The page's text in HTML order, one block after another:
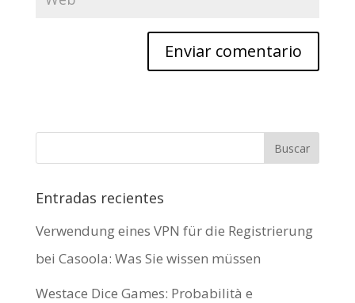
Entradas recientes
Verwendung eines VPN für die Registrierung
bei Casoola: Was Sie wissen müssen
Westace Dice Games: Probabilità e